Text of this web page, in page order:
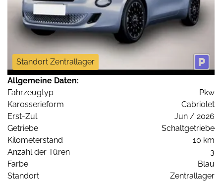
Standort Zentrallager
Allgemeine Daten:
Fahrzeugtyp
Pkw
Karosserieform
Cabriolet
Erst-Zul.
Jun / 2026
Getriebe
Schaltgetriebe
Kilometerstand
10 km
Anzahl der Türen
3
Farbe
Blau
Standort
Zentrallager